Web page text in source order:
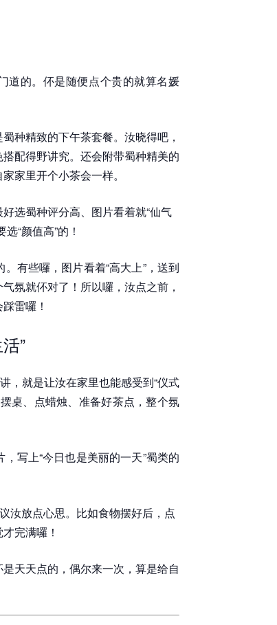
道的。伓是随便点个贵的就算名媛
种精致的下午茶套餐。汝晓得吧，
配得野讲究。还会附带蜀种精美的
家里开个小茶会一样。
选蜀种评分高、图片看着就“仙气
“颜值高”的！
有些囉，图片看着“高大上”，送到
氛就伓对了！所以囉，汝点之前，
雷囉！
”
，就是让汝在家里也能感受到“仪式
桌、点蜡烛、准备好茶点，整个氛
写上“今日也是美丽的一天”蜀类的
汝放点心思。比如食物摆好后，点
完满囉！
天天点的，偶尔来一次，算是给自